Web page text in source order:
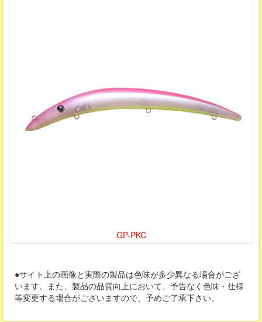
GP-PKC
●サイト上の画像と実際の製品は色味が多少異なる場合がござ
います。また、製品の品質向上において、予告なく色味・仕様
等変更する場合がございますので、予めご了承下さい。